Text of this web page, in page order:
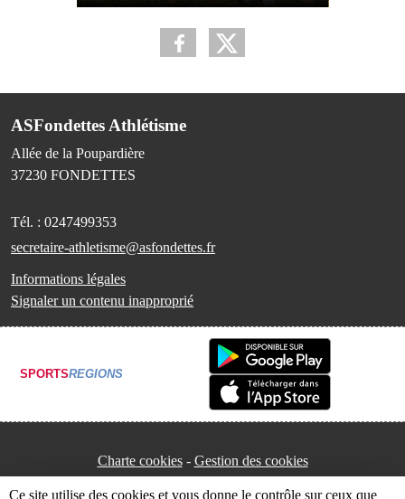
ASFondettes Athlétisme
Allée de la Poupardière
37230 FONDETTES
Tél. : 0247499353
secretaire-athletisme@asfondettes.fr
Informations légales
Signaler un contenu inapproprié
SPORTSREGIONS
Charte cookies Gestion des cookies
Ce site utilise des cookies et vous donne le contrôle sur ceux que